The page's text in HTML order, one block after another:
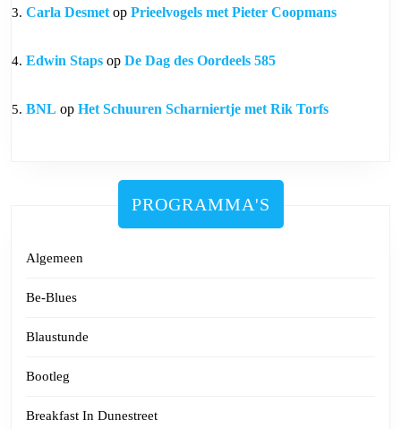
Carla Desmet op Prieelvogels met Pieter Coopmans
Edwin Staps op De Dag des Oordeels 585
BNL op Het Schuuren Scharniertje met Rik Torfs
PROGRAMMA'S
Algemeen
Be-Blues
Blaustunde
Bootleg
Breakfast In Dunestreet